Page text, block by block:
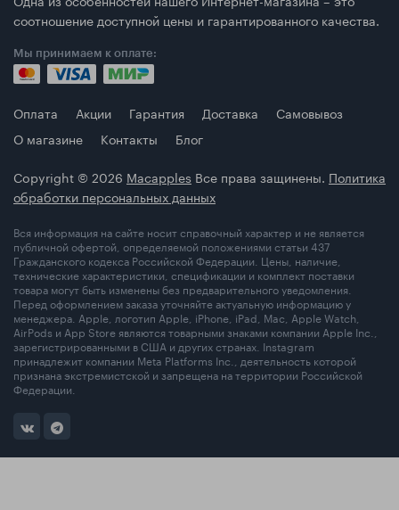
соотношение доступной цены и гарантированного качества.
Мы принимаем к оплате:
Оплата Акции Гарантия Доставка
Самовывоз
О магазине
Контакты
Блог
Copyright © 2026 Macapples Все права защинены. Политика
обработки персональных данных
Вся информация на сайте носит справочный характер и не является
публичной офертой, определяемой положениями статьи 437
Гражданского кодекса Российской Федерации. Цены, наличие,
технические характеристики, спецификации и комплект поставки
товара могут быть изменены без предварительного уведомления.
Перед оформлением заказа уточняйте актуальную информацию у
менеджера. Apple, логотип Apple, iPhone, iPad, Mac, Apple Watch,
AirPods и App Store являются товарными знаками компании Apple Inc.,
зарегистрированными в США и других странах. Instagram
принадлежит компании Meta Platforms Inc., деятельность которой
признана экстремистской и запрещена на территории Российской
Федерации.